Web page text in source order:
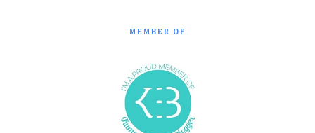
MEMBER OF